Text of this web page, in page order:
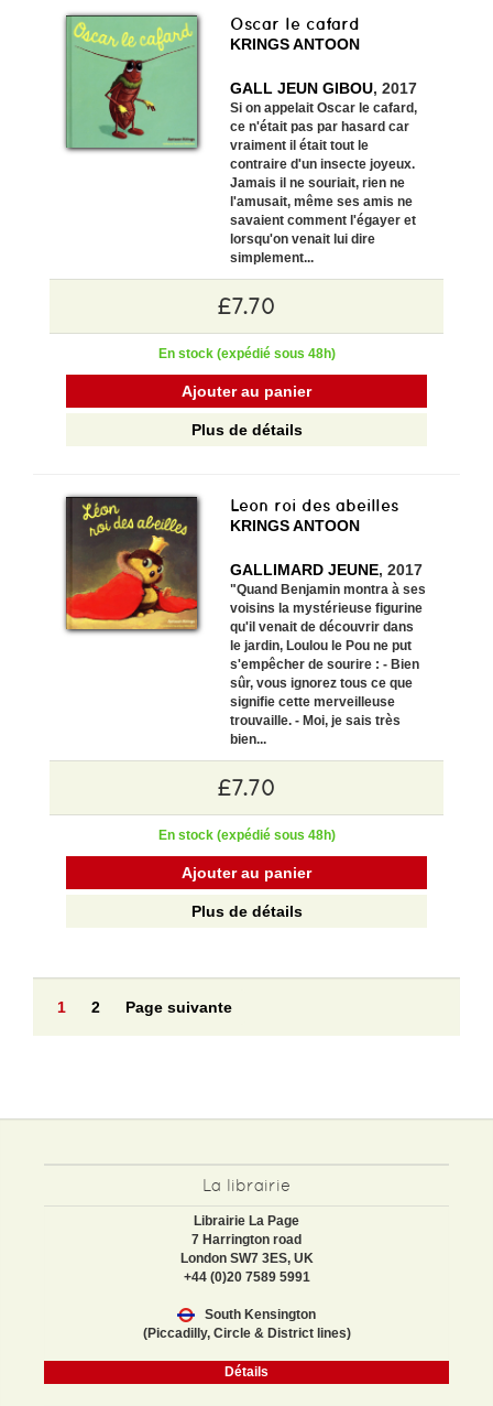
Oscar le cafard
KRINGS ANTOON
GALL JEUN GIBOU, 2017
Si on appelait Oscar le cafard,
ce n'était pas par hasard car
vraiment il était tout le
contraire d'un insecte joyeux.
Jamais il ne souriait, rien ne
l'amusait, même ses amis ne
savaient comment l'égayer et
lorsqu'on venait lui dire
simplement...
£7.70
En stock (expédié sous 48h)
Ajouter au panier
Plus de détails
Leon roi des abeilles
KRINGS ANTOON
GALLIMARD JEUNE, 2017
"Quand Benjamin montra à ses
voisins la mystérieuse figurine
qu'il venait de découvrir dans
le jardin, Loulou le Pou ne put
s'empêcher de sourire : - Bien
sûr, vous ignorez tous ce que
signifie cette merveilleuse
trouvaille. - Moi, je sais très
bien...
£7.70
En stock (expédié sous 48h)
Ajouter au panier
Plus de détails
1 2 Page suivante
La librairie
Librairie La Page
7 Harrington road
London SW7 3ES, UK
+44 (0)20 7589 5991
South Kensington
(Piccadilly, Circle & District lines)
Détails